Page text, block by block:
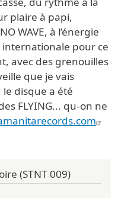
plaire à papi,
WAVE, à l’énergie
internationale pour ce
avec des grenouilles
que je vais
disque a été
FLYING... qu-on ne
(STNT 009)